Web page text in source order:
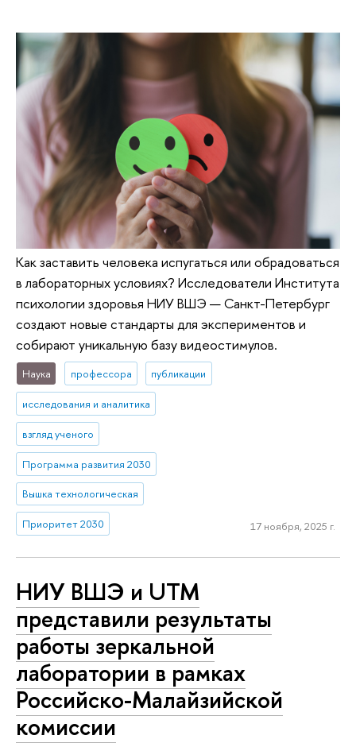
Как заставить человека испугаться или обрадоваться
в лабораторных условиях? Исследователи Института
психологии здоровья НИУ ВШЭ — Санкт-Петербург
создают новые стандарты для экспериментов и
собирают уникальную базу видеостимулов.
Наука профессора публикации
исследования и аналитика
взгляд ученого
Программа развития 2030
Вышка технологическая
Приоритет 2030 17 ноября, 2025 г.
НИУ ВШЭ и UTM
представили результаты
работы зеркальной
лаборатории в рамках
Российско-Малайзийской
комиссии